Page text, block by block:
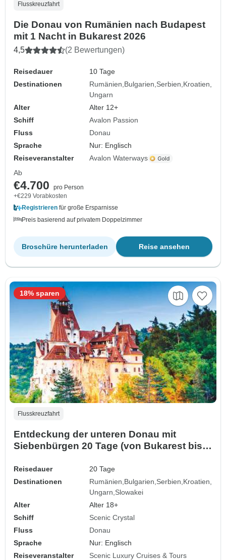
Flusskreuzfahrt
Die Donau von Rumänien nach Budapest
mit 1 Nacht in Bukarest 2026
4,5 (2 Bewertungen)
Reisedauer
10 Tage
Destinationen
Rumänien Bulgarien Serbien Kroatien
Ungarn
Alter
Alter 12+
Schiff
Avalon Passion
Fluss
Donau
Sprache
Nur: Englisch
Reiseveranstalter
Avalon Waterways
Ab
€4.700
pro Person
+€229 Vorabkosten
Registrieren für große Ersparnisse
Preis basierend auf privatem Doppelzimmer
Reise ansehen
Broschüre herunterladen
Flusskreuzfahrt
Entdeckung der unteren Donau mit
Siebenbürgen 20 Tage (von Bukarest bis
Reisedauer
20 Tage
Destinationen
Rumänien Bulgarien Serbien Kroatien
Ungarn Slowakei
Alter
Alter 18+
Schiff
Scenic Crystal
Fluss
Donau
Sprache
Nur: Englisch
Reiseveranstalter
Scenic Luxury Cruises & Tours
18% sparen